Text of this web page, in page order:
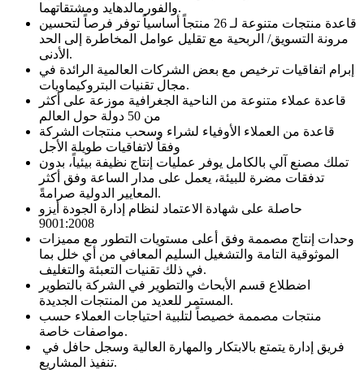
والفورمالدهايد ومشتقاتهما.
قاعدة منتجات متنوعة لـ 26 منتجاً أساسياً توفر فرصاً لتحسين
مرونة التسويق/ الربحية مع تقليل عوامل المخاطرة إلى الحد
الأدنى.
إبرام اتفاقيات ترخيص مع بعض الشركات العالمية الرائدة في
مجال تقنيات البتروكيماويات.
قاعدة عملاء متنوعة من الناحية الجغرافية موزعة على أكثر
من 50 دولة حول العالم
قاعدة من العملاء الأوفياء لشراء وسحب منتجات الشركة
وفقاً لاتفاقيات طويلة الأجل
تملك مصنع آلي بالكامل يوفر عمليات إنتاج نظيفة بيئياً، بدون
تدفقات مضرة للبيئة، يعمل على مدار الساعة وفق أكثر
المعايير الدولية صرامةً.
حاصلة على شهادة الاعتماد لنظام إدارة الجودة أيزو
9001:2008
وحدات إنتاج مصممة وفق أعلى مستويات التطور مع مميزات
الموثوقية التامة والتشغيل السليم المعافي من أي خلل بما
في ذلك تقنيات التعبئة والتغليف.
اضطلاع قسم الأبحاث والتطوير في الشركة بالتطوير
المستمر للعديد من المنتجات الجديدة.
منتجات مصممة خصيصاً لتلبية احتياجات العملاء حسب
مواصفات خاصة.
فريق إدارة يتمتع بالابتكار والمهارة العالية وسجل حافل في
تنفيذ المشاريع.